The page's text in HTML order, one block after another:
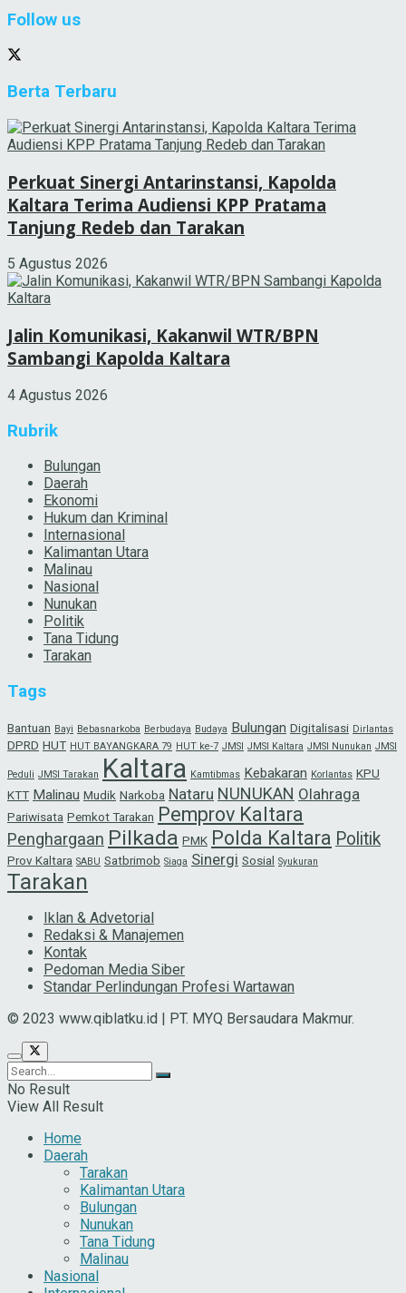
Follow us
Berta Terbaru
Perkuat Sinergi Antarinstansi, Kapolda
Kaltara Terima Audiensi KPP Pratama
Tanjung Redeb dan Tarakan
5 Agustus 2026
Jalin Komunikasi, Kakanwil WTR/BPN
Sambangi Kapolda Kaltara
4 Agustus 2026
Rubrik
Bulungan
Daerah
Ekonomi
Hukum dan Kriminal
Internasional
Kalimantan Utara
Malinau
Nasional
Nunukan
Politik
Tana Tidung
Tarakan
Tags
Bantuan Bayi Bebasnarkoba Berbudaya Budaya Bulungan Digitalisasi Dirlantas
DPRD HUT HUT BAYANGKARA 79 HUT ke-7 JMSI JMSI Kaltara JMSI Nunukan JMSI
Peduli JMSI Tarakan Kaltara Kamtibmas Kebakaran Korlantas KPU
KTT Malinau Mudik Narkoba Nataru NUNUKAN Olahraga
Pariwisata Pemkot Tarakan Pemprov Kaltara
Penghargaan Pilkada PMK Polda Kaltara Politik
Prov Kaltara SABU Satbrimob Siaga Sinergi Sosial Syukuran
Tarakan
Iklan & Advetorial
Redaksi & Manajemen
Kontak
Pedoman Media Siber
Standar Perlindungan Profesi Wartawan
© 2023 www.qiblatku.id | PT. MYQ Bersaudara Makmur.
No Result
View All Result
Home
Daerah
Tarakan
Kalimantan Utara
Bulungan
Nunukan
Tana Tidung
Malinau
Nasional